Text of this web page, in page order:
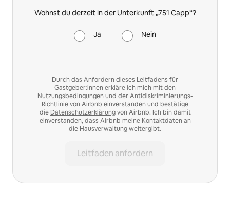
Wohnst du derzeit in der Unterkunft „751 Capp“?
Ja Nein
Durch das Anfordern dieses Leitfadens für
Gastgeber:innen erkläre ich mich mit den
Nutzungsbedingungen und der Antidiskriminierungs-
Richtlinievon Airbnb einverstanden und bestätige
die Datenschutzerklärungvon Airbnb. Ich bin damit
einverstanden, dass Airbnb meine Kontaktdaten an
die Hausverwaltung weitergibt.
Leitfaden anfordern